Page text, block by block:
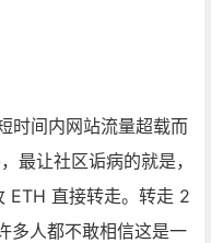
时间内网站流量超载而
最让社区诟病的就是，
ETH 直接转走。转走 2
多人都不敢相信这是一